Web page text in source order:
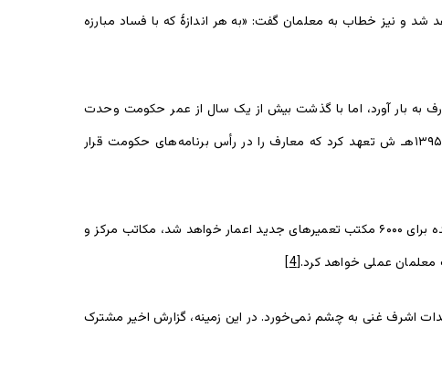
و نیز خطاب به معلمان گفت: «به هر اندازۀ که با فساد مبارزه
به بار آورد، اما با گذشت بیش از یک سال از عمر حکومت وحدت
ملی، رئیس جمهور غنی خود به‌ خاطر عدم عمل بر تعهداتش از معلمان پوزش خواست و یک بار دیگر در مراسم آغاز سال تعلیمی ۱۳۹۵هـ ش تعهد کرد که معارف را در رأس برنامه‌های حکومت قرار
رئیس جمهور غنی در مراسم آغاز سال تعلیمی ۱۳۹۷هـ ش نیز بر تعهدات گذشته خود مواردی تازه‌ی نیز افزود و گفت که تا دو سال آینده برای ۶۰۰۰ مکتب تعمیرهای جدید اعمار خواهد شد، مکاتب مرکز و
[4]
اشرف غنی به چشم نمی‌خورد. در این زمینه، گزارش اخیر مشترک